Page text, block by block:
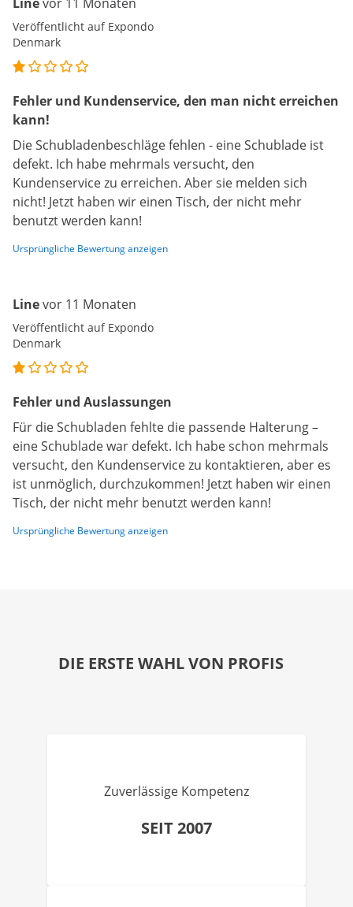
Veröffentlicht auf Expondo
Denmark
Fehler und Kundenservice, den man nicht erreichen
kann!
Die Schubladenbeschläge fehlen - eine Schublade ist
defekt. Ich habe mehrmals versucht, den
Kundenservice zu erreichen. Aber sie melden sich
nicht! Jetzt haben wir einen Tisch, der nicht mehr
benutzt werden kann!
Ursprüngliche Bewertung anzeigen
Linevor 11 Monaten
Veröffentlicht auf Expondo
Denmark
Fehler und Auslassungen
Für die Schubladen fehlte die passende Halterung –
eine Schublade war defekt. Ich habe schon mehrmals
versucht, den Kundenservice zu kontaktieren, aber es
ist unmöglich, durchzukommen! Jetzt haben wir einen
Tisch, der nicht mehr benutzt werden kann!
Ursprüngliche Bewertung anzeigen
DIE ERSTE WAHL VON PROFIS
Zuverlässige Kompetenz
SEIT 2007